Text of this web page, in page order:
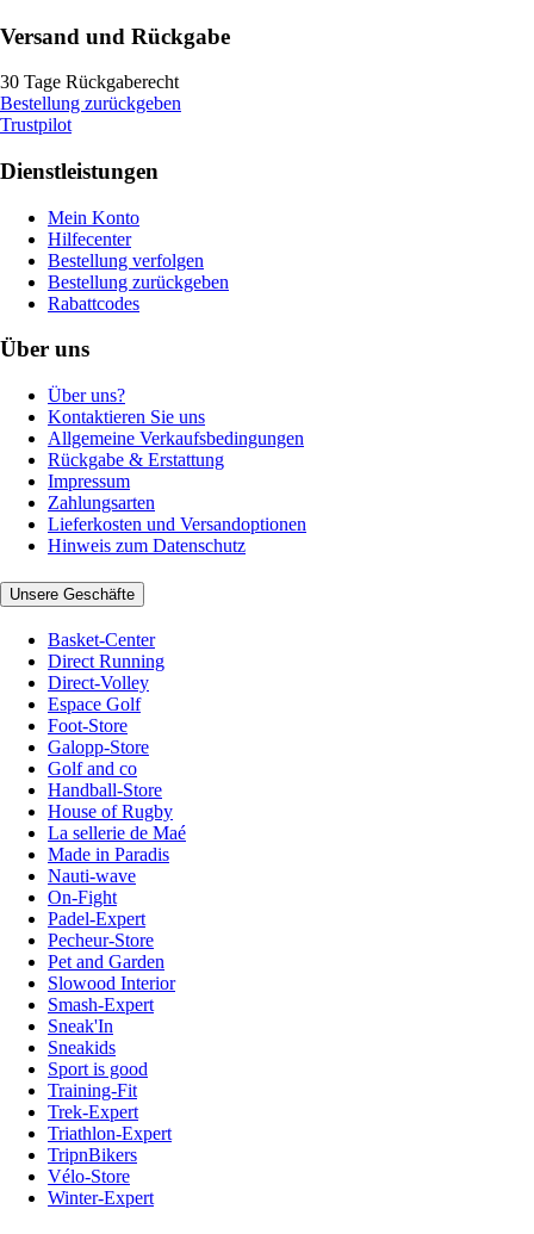
Versand und Rückgabe
30 Tage Rückgaberecht
Bestellung zurückgeben
Trustpilot
Dienstleistungen
Mein Konto
Hilfecenter
Bestellung verfolgen
Bestellung zurückgeben
Rabattcodes
Über uns
Über uns?
Kontaktieren Sie uns
Allgemeine Verkaufsbedingungen
Rückgabe & Erstattung
Impressum
Zahlungsarten
Lieferkosten und Versandoptionen
Hinweis zum Datenschutz
Unsere Geschäfte
Basket-Center
Direct Running
Direct-Volley
Espace Golf
Foot-Store
Galopp-Store
Golf and co
Handball-Store
House of Rugby
La sellerie de Maé
Made in Paradis
Nauti-wave
On-Fight
Padel-Expert
Pecheur-Store
Pet and Garden
Slowood Interior
Smash-Expert
Sneak'In
Sneakids
Sport is good
Training-Fit
Trek-Expert
Triathlon-Expert
TripnBikers
Vélo-Store
Winter-Expert